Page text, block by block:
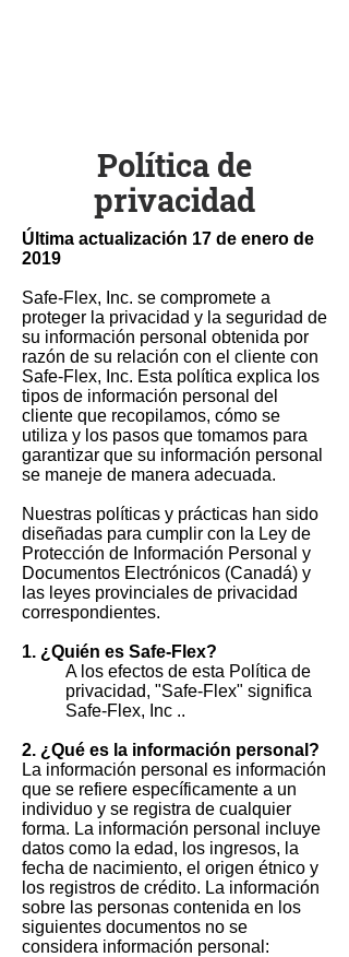
Política de
privacidad
Última actualización 17 de enero de
2019
Safe-Flex, Inc. se compromete a
proteger la privacidad y la seguridad de
su información personal obtenida por
razón de su relación con el cliente con
Safe-Flex, Inc. Esta política explica los
tipos de información personal del
cliente que recopilamos, cómo se
utiliza y los pasos que tomamos para
garantizar que su información personal
se maneje de manera adecuada.
Nuestras políticas y prácticas han sido
diseñadas para cumplir con la Ley de
Protección de Información Personal y
Documentos Electrónicos (Canadá) y
las leyes provinciales de privacidad
correspondientes.
1. ¿Quién es Safe-Flex?
A los efectos de esta Política de
privacidad, "Safe-Flex" significa
Safe-Flex, Inc ..
2. ¿Qué es la información personal?
La información personal es información
que se refiere específicamente a un
individuo y se registra de cualquier
forma. La información personal incluye
datos como la edad, los ingresos, la
fecha de nacimiento, el origen étnico y
los registros de crédito. La información
sobre las personas contenida en los
siguientes documentos no se
considera información personal: